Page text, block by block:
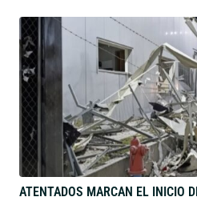
ATENTADOS MARCAN EL INICIO